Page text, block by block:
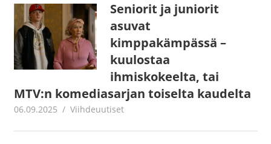
Seniorit ja juniorit
asuvat
kimppakämpässä –
kuulostaa
ihmiskokeelta, tai
MTV:n komediasarjan toiselta kaudelta
06.09.2025 Juha Kaunisto
Viihdeuutiset